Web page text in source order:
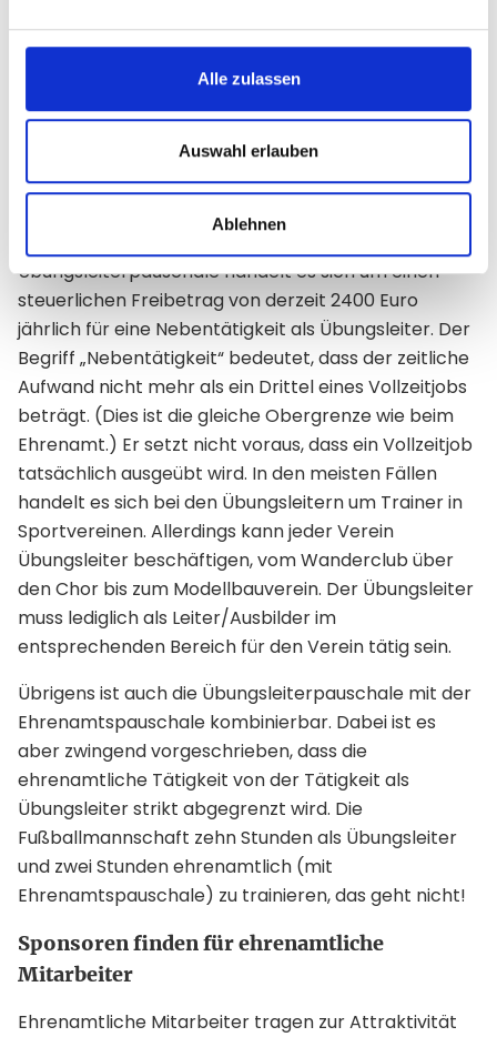
Alle zulassen
Auswahl erlauben
Ablehnen
zahlen, ohne die Grenze von 450 Euro zu
Trennung von Job und Ehrenamt schriftlich zu
fixieren.
Die Übungsleiterpauschale
Die Übungsleiterpauschale darf nicht mit der
Übungsleiterpauschale handelt es sich um einen
steuerlichen Freibetrag von derzeit 2400 Euro
jährlich für eine Nebentätigkeit als Übungsleiter. Der
Begriff „Nebentätigkeit“ bedeutet, dass der zeitliche
Aufwand nicht mehr als ein Drittel eines Vollzeitjobs
beträgt. (Dies ist die gleiche Obergrenze wie beim
Ehrenamt.) Er setzt nicht voraus, dass ein Vollzeitjob
tatsächlich ausgeübt wird. In den meisten Fällen
handelt es sich bei den Übungsleitern um Trainer in
Sportvereinen. Allerdings kann jeder Verein
Übungsleiter beschäftigen, vom Wanderclub über
den Chor bis zum Modellbauverein. Der Übungsleiter
muss lediglich als Leiter/Ausbilder im
entsprechenden Bereich für den Verein tätig sein.
Übrigens ist auch die Übungsleiterpauschale mit der
Ehrenamtspauschale kombinierbar. Dabei ist es
aber zwingend vorgeschrieben, dass die
ehrenamtliche Tätigkeit von der Tätigkeit als
Übungsleiter strikt abgegrenzt wird. Die
Fußballmannschaft zehn Stunden als Übungsleiter
und zwei Stunden ehrenamtlich (mit
Ehrenamtspauschale) zu trainieren, das geht nicht!
Sponsoren finden für ehrenamtliche
Mitarbeiter
Ehrenamtliche Mitarbeiter tragen zur Attraktivität